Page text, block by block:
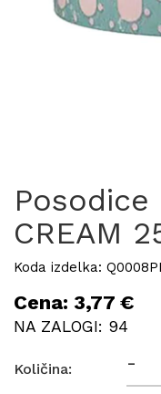
CREAM
Koda izdelka:
Cena: 3,77 €
NA ZALOGI: 94
Količina: -